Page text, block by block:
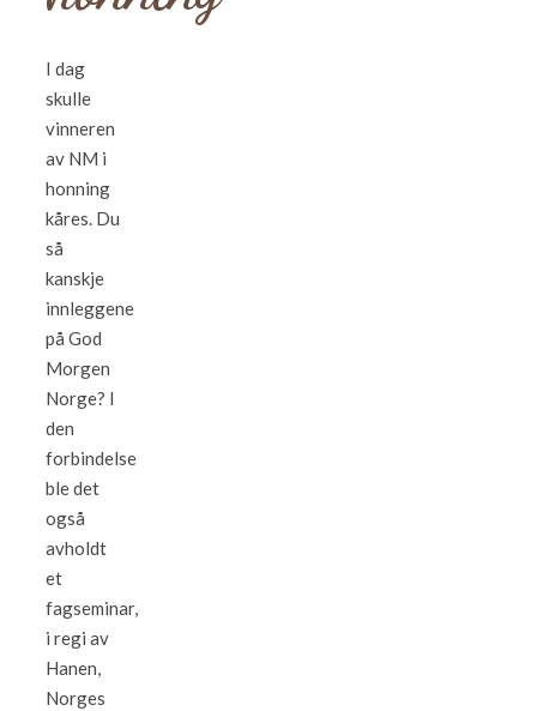
I dag
skulle
vinneren
av NM i
honning
kåres. Du
så
kanskje
innleggene
på God
Morgen
Norge? I
den
forbindelse
ble det
også
avholdt
et
fagseminar,
i regi av
Hanen,
Norges